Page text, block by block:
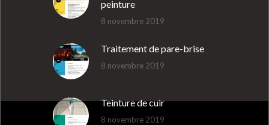
peinture
8 novembre 2019
Traitement de pare-brise
8 novembre 2019
Teinture de cuir
8 novembre 2019